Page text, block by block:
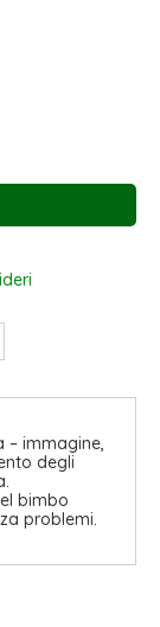
– immagine,
degli
bimbo
problemi.